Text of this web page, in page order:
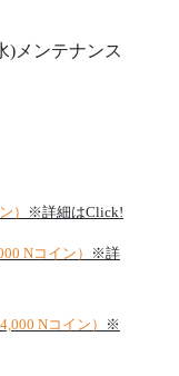
)メンテナンス
） ※詳細はClick!
Nコイン）
※詳
4,000 Nコイン）
※